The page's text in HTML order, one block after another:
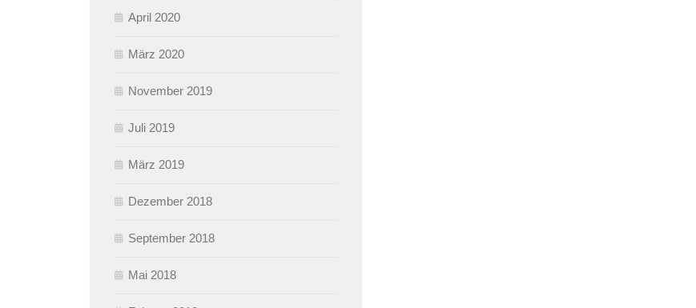
April 2020
März 2020
November 2019
Juli 2019
März 2019
Dezember 2018
September 2018
Mai 2018